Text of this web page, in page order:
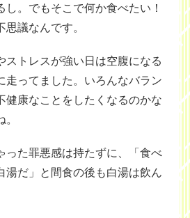
し。でもそこで何か食べたい！
思議なんです。
ストレスが強い日は空腹になる
走ってました。いろんなバラン
健康なことをしたくなるのかな
った罪悪感は持たずに、「食べ
湯だ」と間食の後も白湯は飲ん